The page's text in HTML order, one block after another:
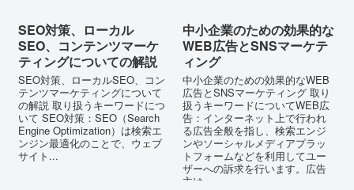
SEO対策、ローカル
SEO、コンテンツマーケ
ティングについての解説
SEO対策、ローカルSEO、コン
テンツマーケティングについて
の解説 取り扱うキーワードにつ
いて SEO対策：SEO（Search
Engine Optimization）は検索エ
ンジン最適化のことで、ウェブ
サイト...
中小企業のための効果的な
WEB広告とSNSマーケテ
ィング
中小企業のための効果的なWEB
広告とSNSマーケティング 取り
扱うキーワードについてWEB広
告：インターネット上で行われ
る広告全般を指し、検索エンジ
ンやソーシャルメディアプラッ
トフォームなどを利用してユー
ザーへの訴求を行います。広告
主は、...